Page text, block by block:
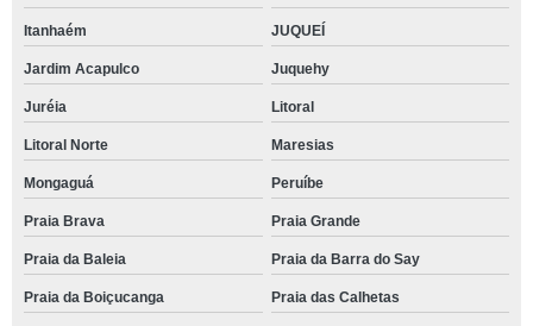
Itanhaém JUQUEÍ
Jardim Acapulco Juquehy
Juréia Litoral
Litoral Norte Maresias
Mongaguá Peruíbe
Praia Brava Praia Grande
Praia da Baleia Praia da Barra do Say
Praia da Boiçucanga Praia das Calhetas